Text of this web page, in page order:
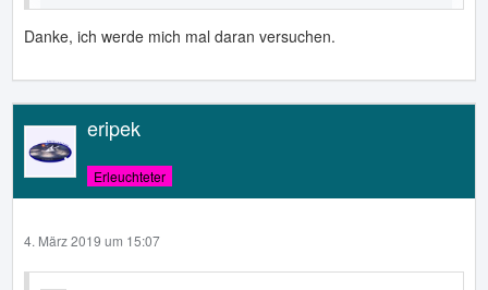
Ein vServer im Internet ist kein Spielzeug.
Für dich könnte folgendes Attraktiv sein:
Installiere dir VirtualBox oder den VMware Player auf
deinem Rechner, erstelle dir da eine VM und installiere
Linux.
Hier kannst du den Umgang mit dem Linux-Betriebssystem
sehr gut lernen und auch deine Skripte testen.
irgendwo herumliegen haben, den du dafür benutzen
kannst.
Danke, ich werde mich mal daran versuchen.
eripek
Erleuchteter
4. März 2019 um 15:07